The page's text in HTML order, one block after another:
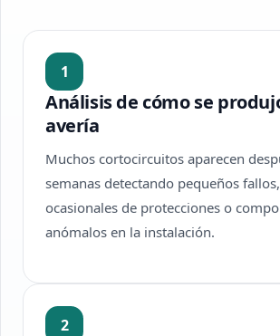
1
Análisis de cómo se
avería
Muchos cortocircuitos aparecen
semanas detectando pequeños
ocasionales de protecciones o
anómalos en la instalación.
2